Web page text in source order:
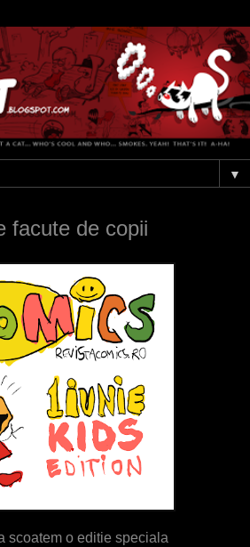
▼
facute de copii
scoatem o editie speciala